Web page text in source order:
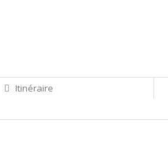
Itinéraire